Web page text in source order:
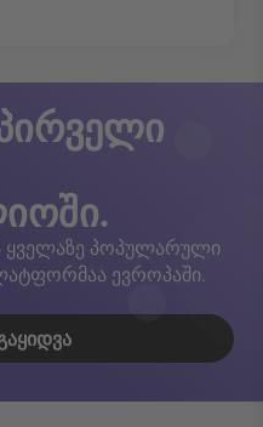
ყველაზე პოპულარული
ევროპაში.